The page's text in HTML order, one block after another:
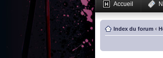
Accueil
Index du forum ‹